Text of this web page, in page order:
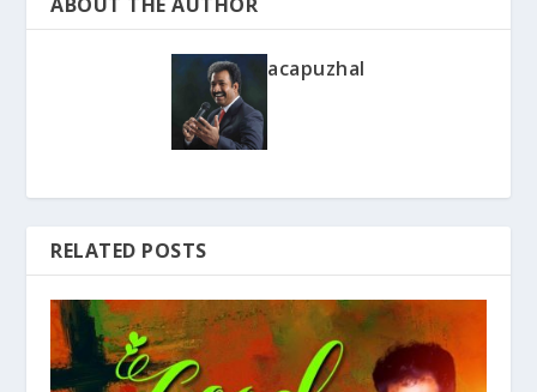
acapuzhal
RELATED POSTS